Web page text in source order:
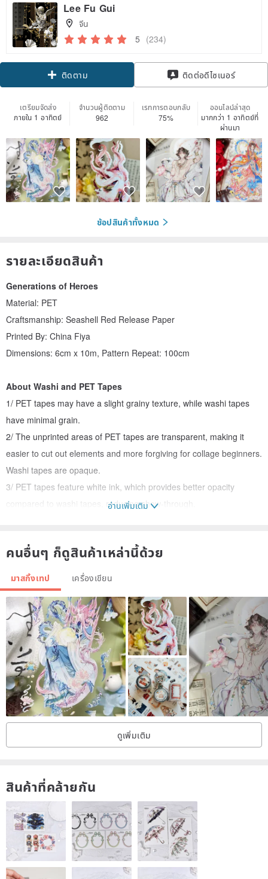
Lee Fu Gui
จีน
5 (234)
ติดตาม ติดต่อดีไซเนอร์
เตรียมจัดส่ง
ภายใน 1 อาทิตย์
จำนวนผู้ติดตาม
962
เรทการตอบกลับ
75%
ออนไลน์ล่าสุด
มากกว่า 1 อาทิตย์ที่
ผ่านมา
ช้อปสินค้าทั้งหมด
รายละเอียดสินค้า
Generations of Heroes
Material: PET
Craftsmanship: Seashell Red Release Paper
Printed By: China Fiya
Dimensions: 6cm x 10m, Pattern Repeat: 100cm
About Washi and PET Tapes
1/ PET tapes may have a slight grainy texture, while washi tapes
have minimal grain.
2/ The unprinted areas of PET tapes are transparent, making it
easier to cut out elements and more forgiving for collage beginners.
Washi tapes are opaque.
3/ PET tapes feature white ink, which provides better opacity
compared to washi tapes, reducing show-through.
5/ The special oil finish on PET tapes results in a brighter overall
appearance, while the special oil finish on washi tapes offers a
more layered aesthetic.
Please Note Before Purchasing
1/ There may be slight color variations between the actual product
and the images shown; the actual color will prevail.
2/ The seal of the tape may be unevenly cut, with incomplete
patterns or slight adhesive residue.
3/ Minor shifts of up to 1mm in the special oil finish are considered
normal.
4/ Paper tape is a thin, semi-transparent paper with a naturally
5/ The patterns on the tape will need to be cut out by you.
By purchasing this product, you acknowledge and agree to
the above. Please read carefully before buying to protect your
rights.
If you have any questions during use, feel free to consult the
อ่านเพิ่มเติม
คนอื่นๆ ก็ดูสินค้าเหล่านี้ด้วย
มาสกิ้งเทป เครื่องเขียน
ดูเพิ่มเติม
สินค้าที่คล้ายกัน